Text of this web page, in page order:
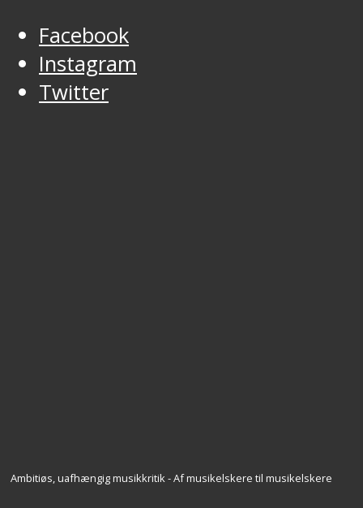
Facebook
Instagram
Twitter
Ambitiøs, uafhængig musikkritik - Af musikelskere til musikelskere